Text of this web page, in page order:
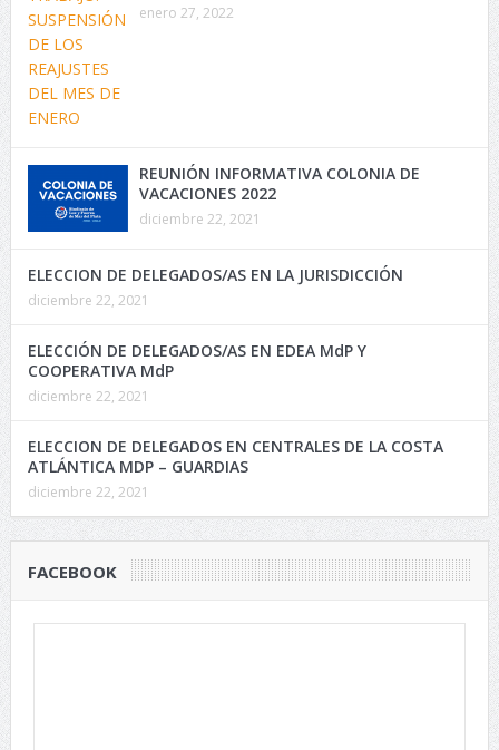
enero 27, 2022
REUNIÓN INFORMATIVA COLONIA DE
VACACIONES 2022
diciembre 22, 2021
ELECCION DE DELEGADOS/AS EN LA JURISDICCIÓN
diciembre 22, 2021
ELECCIÓN DE DELEGADOS/AS EN EDEA MdP Y
COOPERATIVA MdP
diciembre 22, 2021
ELECCION DE DELEGADOS EN CENTRALES DE LA COSTA
ATLÁNTICA MDP – GUARDIAS
diciembre 22, 2021
FACEBOOK